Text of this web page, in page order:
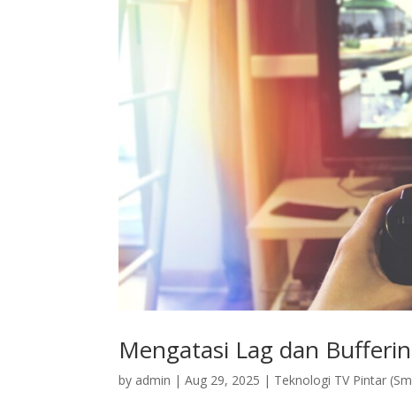
Mengatasi Lag dan
by admin |Aug 29, 2025 | Teknologi TV Pintar